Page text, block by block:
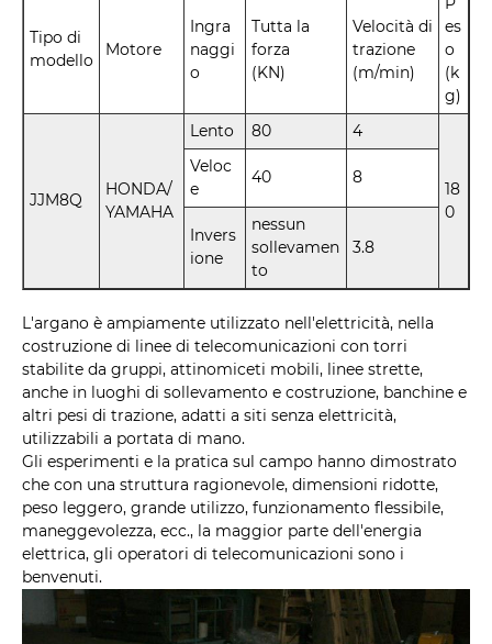
Tipo di
modello
Motore
Ingra
naggi
o
Tutta la
forza
(KN)
Velocità di
trazione
(m/min)
es
o
(k
g)
JJM8Q
HONDA/
YAMAHA
Lento 80 4
18
0
Veloc
e
40 8
Invers
ione
nessun
sollevamen
to
3.8
L'argano è ampiamente utilizzato nell'elettricità, nella
costruzione di linee di telecomunicazioni con torri
stabilite da gruppi, attinomiceti mobili, linee strette,
anche in luoghi di sollevamento e costruzione, banchine e
altri pesi di trazione, adatti a siti senza elettricità,
utilizzabili a portata di mano.
Gli esperimenti e la pratica sul campo hanno dimostrato
che con una struttura ragionevole, dimensioni ridotte,
peso leggero, grande utilizzo, funzionamento flessibile,
maneggevolezza, ecc., la maggior parte dell'energia
elettrica, gli operatori di telecomunicazioni sono i
benvenuti.